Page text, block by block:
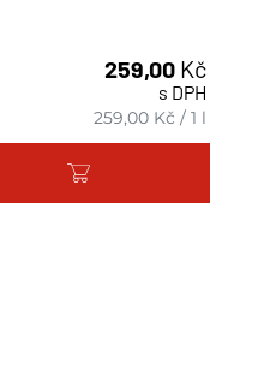
259,00 Kč
s DPH
259,00 Kč /1 l
Množství